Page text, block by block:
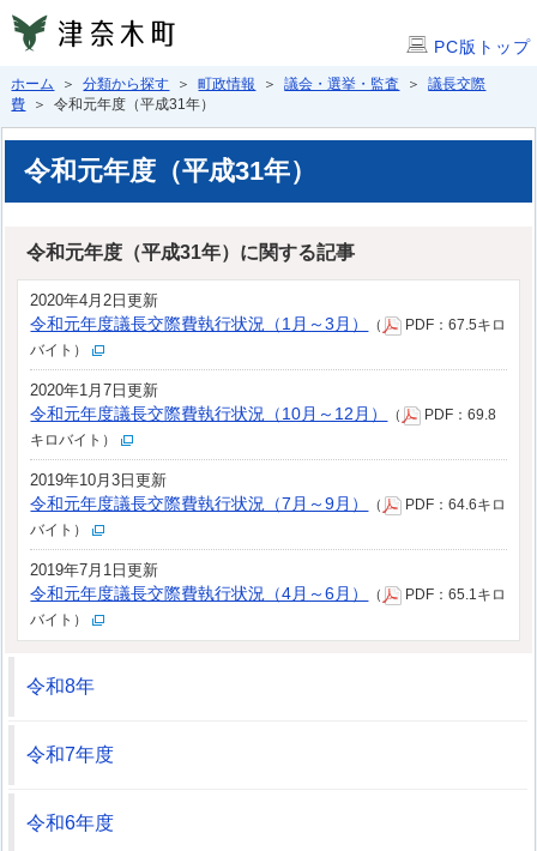
PC版トップ
ホーム ＞分類から探す ＞町政情報 ＞議会・選挙・監査 ＞議長交際
費 ＞ 令和元年度（平成31年）
令和元年度（平成31年）
令和元年度（平成31年）に関する記事
2020年4月2日更新
令和元年度議長交際費執行状況（1月～3月） （
PDF：67.5キロ
バイト）
2020年1月7日更新
令和元年度議長交際費執行状況（10月～12月） （
PDF：69.8
キロバイト）
2019年10月3日更新
令和元年度議長交際費執行状況（7月～9月） （
PDF：64.6キロ
バイト）
2019年7月1日更新
令和元年度議長交際費執行状況（4月～6月） （
PDF：65.1キロ
バイト）
令和8年
令和7年度
令和6年度